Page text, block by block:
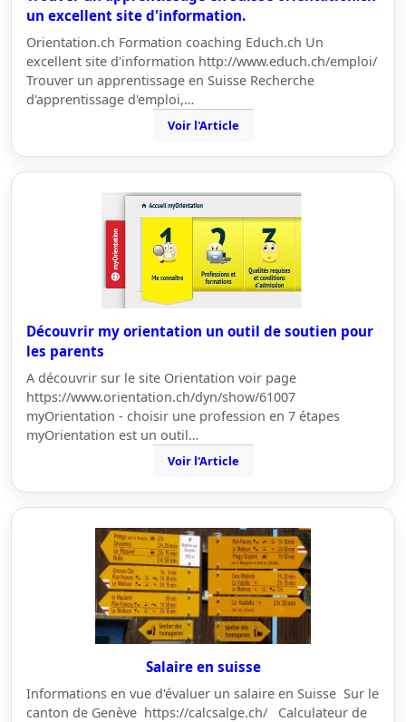
un excellent site d'information.
Orientation.ch Formation coaching Educh.ch Un
excellent site d'information http://www.educh.ch/emploi/
Trouver un apprentissage en Suisse Recherche
d'apprentissage d'emploi,…
Voir l'Article
Découvrir my orientation un outil de soutien pour
les parents
A découvrir sur le site Orientation voir page
https://www.orientation.ch/dyn/show/61007
myOrientation - choisir une profession en 7 étapes
myOrientation est un outil…
Voir l'Article
Salaire en suisse
Informations en vue d'évaluer un salaire en Suisse Sur le
canton de Genève https://calcsalge.ch/ Calculateur de